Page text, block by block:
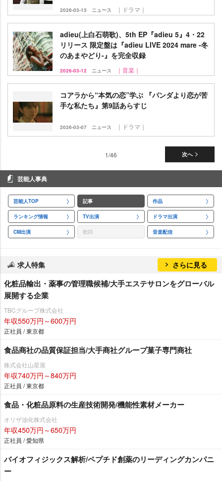
2026-03-13 ニュース ｜ドラマ｜
adieu(上白石萌歌)、5th EP『adieu 5』4・22
リリース 限定盤は『adieu LIVE 2024 mare -冬
のあまやどり-』を完全収録
2026-03-12 ニュース ｜音楽｜
コアラから“本気の恋”学ぶ 『パンダより恋が苦
手な私たち』第9話あらすじ
2026-03-07 ニュース ｜ドラマ｜
次へ
1/46
芸能人事典
芸能人TOP 記事 作品
ランキング情報 TV出演 ドラマ出演
CM出演 歌詞 音楽配信
求人特集 さらに見る
化粧品輸出・薬事の管理職候補/大手エステサロンをグローバル
展開する企業
TBCグループ株式会社
年収550万円～600万円
正社員 / 東京都
食品商社の品質保証担当/大手商社グループ菓子専門商社
株式会社山星屋
年収740万円～840万円
正社員 / 東京都
食品・化粧品原料の生産技術開発/機能性素材メーカー
オリザ油化株式会社
年収450万円～650万円
正社員 / 愛知県
バイオフィジックス解析/ペプチド創薬のリーディングカンパニ
ー